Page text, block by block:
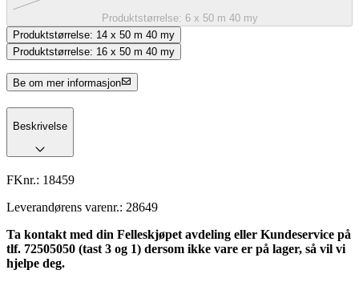
Produktstørrelse: 6 x 50 m 40 my
Produktstørrelse: 14 x 50 m 40 my
Produktstørrelse: 16 x 50 m 40 my
Be om mer informasjon
Beskrivelse
FKnr.: 18459
Leverandørens varenr.: 28649
Ta kontakt med din Felleskjøpet avdeling eller Kundeservice på
tlf. 72505050 (tast 3 og 1) dersom ikke vare er på lager, så vil vi
hjelpe deg.